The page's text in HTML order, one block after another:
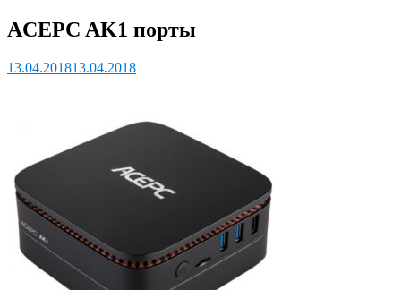
ACEPC AK1 порты
13.04.201813.04.2018